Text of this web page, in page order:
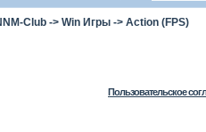
Club-> Win Игры-> Action (FPS)
Пользовательское